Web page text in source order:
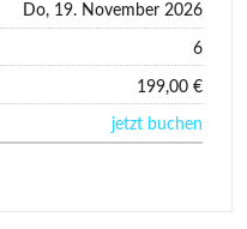
Do, 19. November 2026
6
199,00 €
jetzt buchen